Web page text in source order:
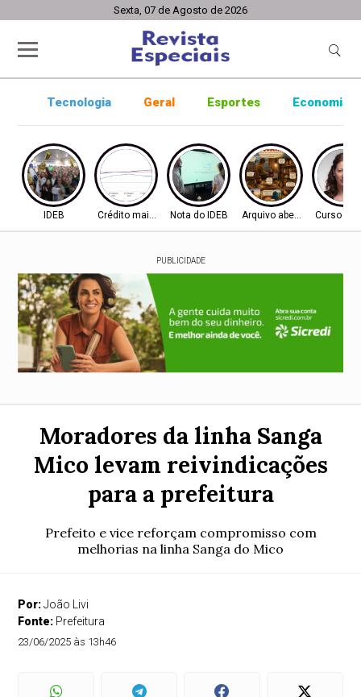
Sexta, 07 de Agosto de 2026
Tecnologia Geral Esportes Economia
IDEB Crédito mais difícilNota do IDEB Arquivo aberto Curso
PUBLICIDADE
Moradores da linha Sanga
Mico levam reivindicações
para a prefeitura
Prefeito e vice reforçam compromisso com
melhorias na linha Sanga do Mico
Por:João Livi
Fonte: Prefeitura
23/06/2025 às 13h46